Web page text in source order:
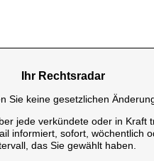
Ihr Rechtsradar
Sie keine gesetzlichen
jede verkündete oder in Kraft
informiert, sofort, wöchentlich
das Sie gewählt haben.